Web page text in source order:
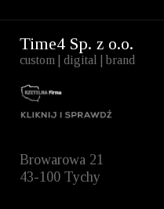
Time4 Sp. z o.o.
custom | digital | brand
Browarowa 21
43-100 Tychy